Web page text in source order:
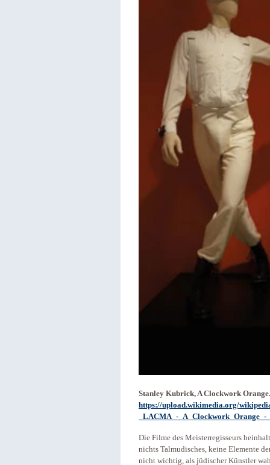
Stanley Kubrick, A Clockwork
https://upload.wikimedia.org/
_LACMA_-
Die Filme des Meisterregisseurs
nichts Talmudisches, keine Elemente
nicht wichtig, als jüdischer Künstler